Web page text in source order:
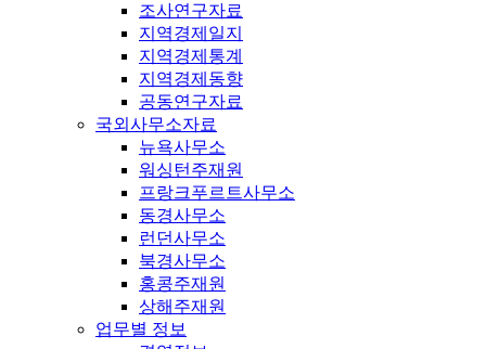
조사연구자료
지역경제일지
지역경제통계
지역경제동향
공동연구자료
국외사무소자료
뉴욕사무소
워싱턴주재원
프랑크푸르트사무소
동경사무소
런던사무소
북경사무소
홍콩주재원
상해주재원
업무별 정보